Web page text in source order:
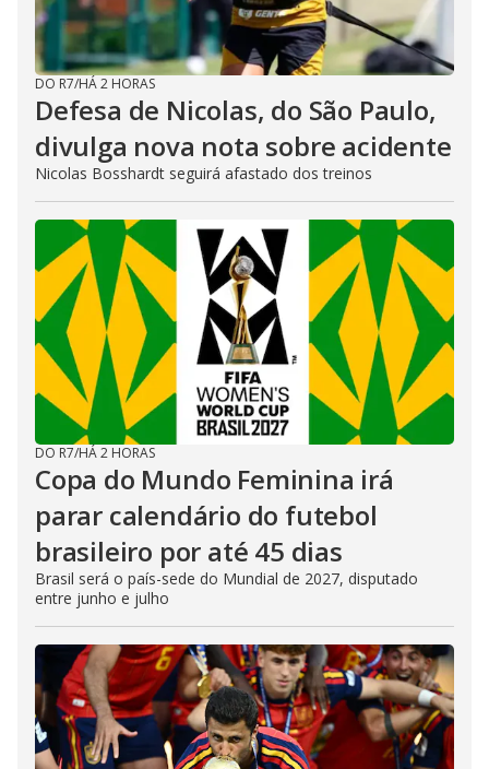
DO R7/HÁ 2 HORAS
Defesa de Nicolas, do São Paulo,
divulga nova nota sobre acidente
Nicolas Bosshardt seguirá afastado dos treinos
DO R7/HÁ 2 HORAS
Copa do Mundo Feminina irá
parar calendário do futebol
brasileiro por até 45 dias
Brasil será o país-sede do Mundial de 2027, disputado
entre junho e julho